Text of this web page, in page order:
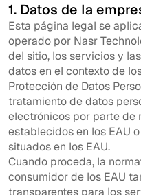
1. Datos de la
Esta página legal se
operado por Nasr
del sitio, los servicios y
datos en el contexto de
Protección de Datos
tratamiento de datos
electrónicos por parte de
establecidos en los EAU
situados en los EAU.
Cuando proceda, la
consumidor de los EAU
transparentes para los